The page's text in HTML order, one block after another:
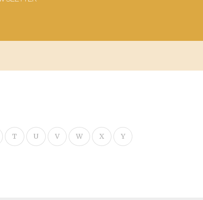
T U V W X Y